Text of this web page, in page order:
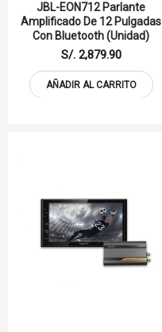
JBL-EON712 Parlante
Amplificado De 12 Pulgadas
Con Bluetooth (Unidad)
S/. 2,879.90
AÑADIR AL CARRITO